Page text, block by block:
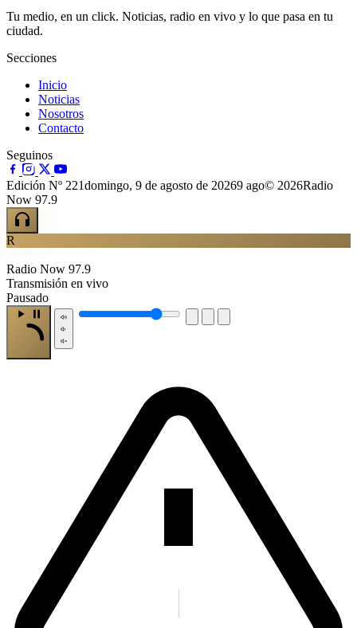
Tu medio, en un click. Noticias, radio en vivo y lo que pasa en tu
ciudad.
Secciones
Inicio
Noticias
Nosotros
Contacto
Seguinos
Edición Nº 221domingo, 9 de agosto de 20269 ago© 2026Radio
Now 97.9
R
Radio Now 97.9
Transmisión en vivo
Pausado